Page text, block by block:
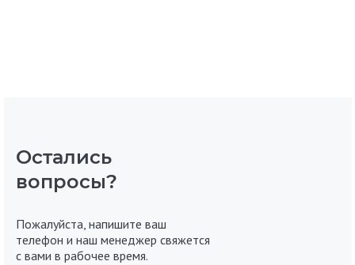
Остались
вопросы?
Пожалуйста, напишите ваш
телефон и наш менеджер свяжется
с вами в рабочее время.